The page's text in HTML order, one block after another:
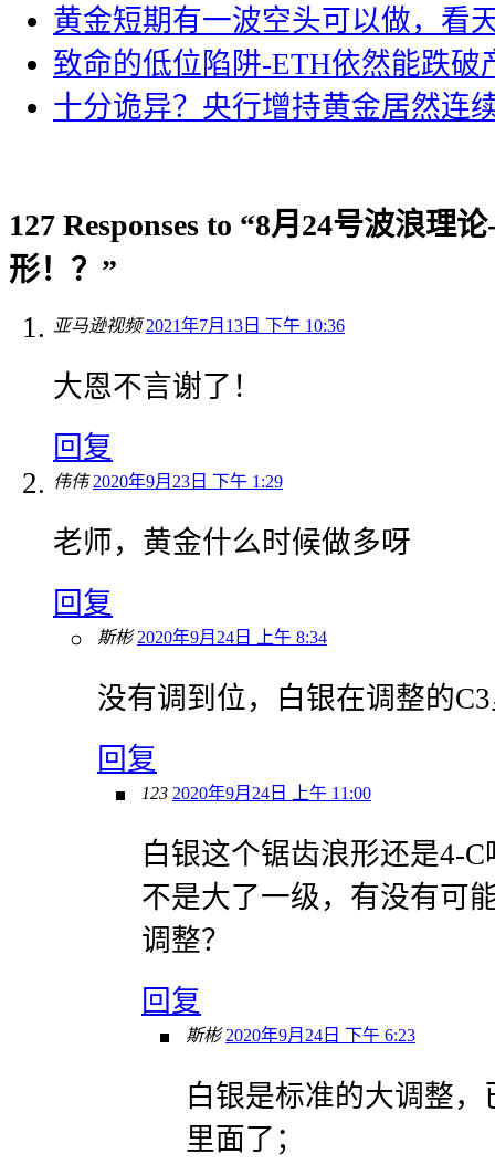
黄金短期有一波空头可以做，看
致命的低位陷阱-ETH依然能跌破
十分诡异？央行增持黄金居然连
127 Responses to “8月24号波浪理
形！？”
亚马逊视频 2021年7月13日 下午 10:36
大恩不言谢了！
回复
伟伟 2020年9月23日 下午 1:29
老师，黄金什么时候做多呀
回复
斯彬 2020年9月24日 上午 8:34
没有调到位，白银在调整的
回复
123 2020年9月24日 上午 11:00
白银这个锯齿浪形还是4-C
不是大了一级，有没有可
调整？
回复
斯彬 2020年9月24日 下午 6:23
白银是标准的大调整
里面了；